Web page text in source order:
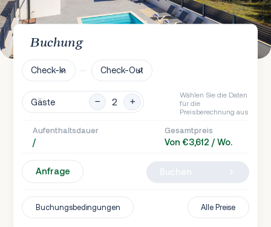
Buchung
Check-In Check-Out
Gäste
Wählen Sie die Daten
für die
Preisberechnung aus
Aufenthaltsdauer
/
Gesamtpreis
Von €3,612 / Wo.
Anfrage
Buchungsbedingungen Alle Preise